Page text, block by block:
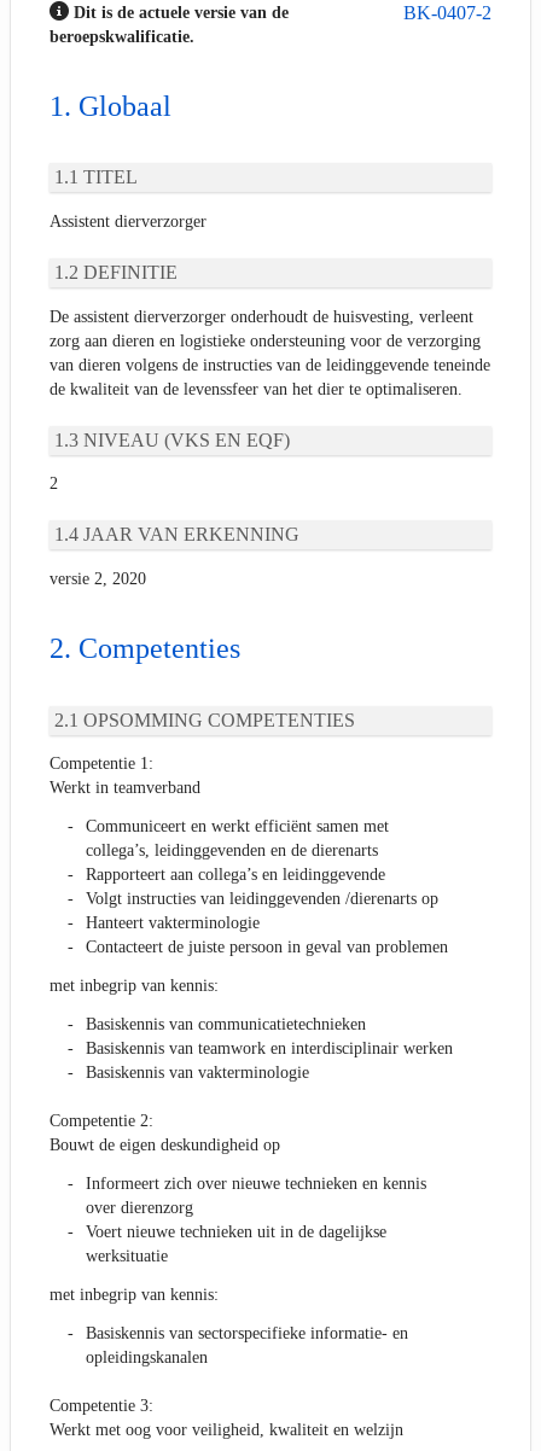
BK-0407-2
Dit is de actuele versie van de
beroepskwalificatie.
Globaal
TITEL
Assistent dierverzorger
DEFINITIE
De assistent dierverzorger onderhoudt de huisvesting, verleent
zorg aan dieren en logistieke ondersteuning voor de verzorging
van dieren volgens de instructies van de leidinggevende teneinde
de kwaliteit van de levenssfeer van het dier te optimaliseren.
NIVEAU (VKS EN EQF)
2
JAAR VAN ERKENNING
versie 2, 2020
Competenties
OPSOMMING COMPETENTIES
Competentie 1:
Werkt in teamverband
Communiceert en werkt efficiënt samen met
collega’s, leidinggevenden en de dierenarts
Rapporteert aan collega’s en leidinggevende
Volgt instructies van leidinggevenden /dierenarts op
Hanteert vakterminologie
Contacteert de juiste persoon in geval van problemen
met inbegrip van kennis:
Basiskennis van communicatietechnieken
Basiskennis van teamwork en interdisciplinair werken
Basiskennis van vakterminologie
Competentie 2:
Bouwt de eigen deskundigheid op
Informeert zich over nieuwe technieken en kennis
over dierenzorg
Voert nieuwe technieken uit in de dagelijkse
werksituatie
met inbegrip van kennis:
Basiskennis van sectorspecifieke informatie- en
opleidingskanalen
Competentie 3:
Werkt met oog voor veiligheid, kwaliteit en welzijn